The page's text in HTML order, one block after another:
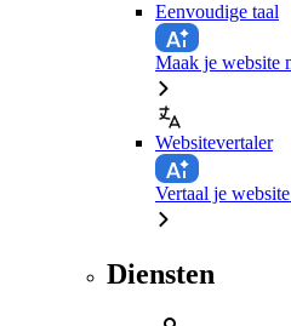
Eenvoudige taal
Maak je website
Websitevertaler
Vertaal je
Diensten